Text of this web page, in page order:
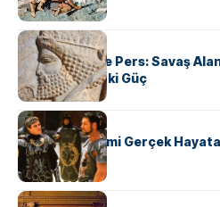
KÜLTÜR
Antik Yunan ve Pers: Savaş
Şekillendiren İki Güç
KÜLTÜR
‘Gladiator’ Filmi Gerçek Hayata
KÜLTÜR